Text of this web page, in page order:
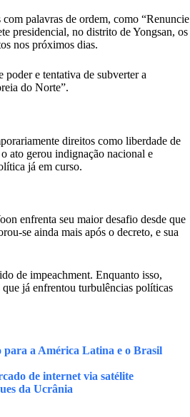
palavras de ordem, como “Renuncie
presidencial, no distrito de Yongsan, os
nos próximos dias.
e tentativa de subverter a
do Norte”.
direitos como liberdade de
ato gerou indignação nacional e
já em curso.
enfrenta seu maior desafio desde que
se ainda mais após o decreto, e sua
de impeachment. Enquanto isso,
já enfrentou turbulências políticas
para a América Latina e o Brasil
de internet via satélite
da Ucrânia